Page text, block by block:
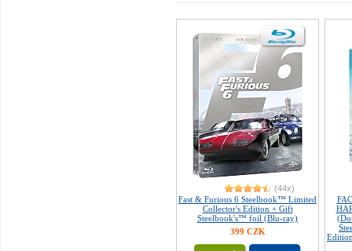
(44x)
Fast & Furious 6 Steelbook™ Limited
Collector's Edition + Gift
Steelbook's™ foil (Blu-ray)
399 CZK